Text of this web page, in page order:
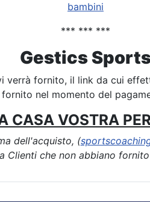
bambini
*** *** ***
Gestics
fornito, il link da cui
fornito nel momento del
CASA VOSTRA
dell'acquisto, (
Clienti che non abbiano